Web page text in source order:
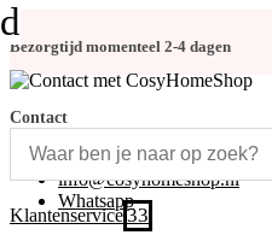
Bezorgtijd momenteel 2-4 dagen
Contact
+31 (0)348-486 555
info@cosyhomeshop.nl
Whatsapp
Klantenservice 3
d